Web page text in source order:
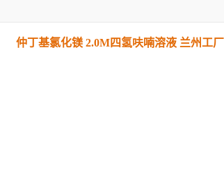
仲丁基氯化镁 2.0M四氢呋喃溶液 兰州工